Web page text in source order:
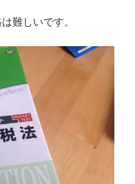
難しいです。